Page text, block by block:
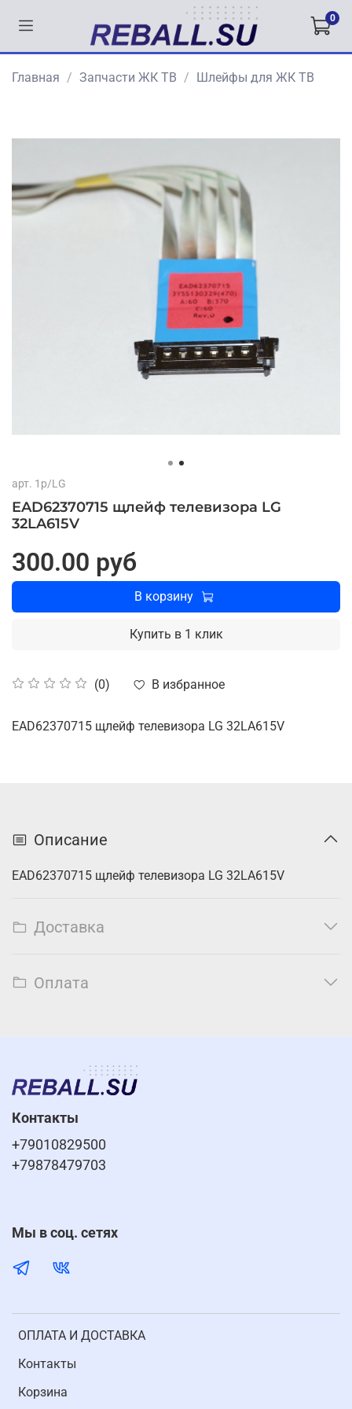
0
Главная Запчасти ЖК ТВ Шлейфы для ЖК ТВ
арт. 1p/LG
EAD62370715 щлейф телевизора LG
32LA615V
(0) В избранное
300.00 руб
В корзину
Купить в 1 клик
EAD62370715 щлейф телевизора LG 32LA615V
Описание
EAD62370715 щлейф телевизора LG 32LA615V
Доставка
Оплата
ОПЛАТА И ДОСТАВКА
Контакты
Корзина
Контакты
+79010829500
+79878479703
Мы в соц. сетях